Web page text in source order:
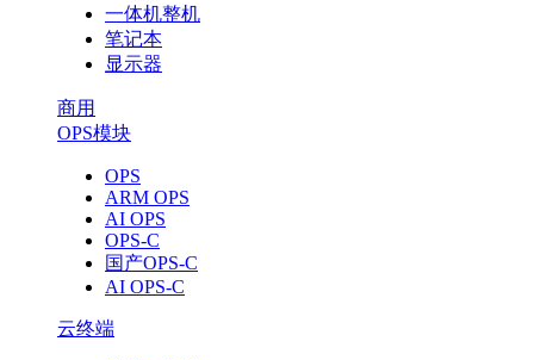
一体机整机
笔记本
显示器
商用
OPS模块
OPS
ARM OPS
AI OPS
OPS-C
国产OPS-C
AI OPS-C
云终端